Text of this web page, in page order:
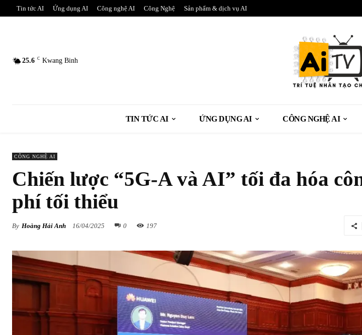
Tin tức AI Ứng dụng AI Công nghệ AI Công Nghệ Sản phẩm & dịch vụ AI
25.6 C Kwang Binh
TIN TỨC AI ỨNG DỤNG AI CÔNG NGHỆ AI
CÔNG NGHỆ AI
Chiến lược “5G-A và AI” tối đa hóa
phí tối thiểu
By Hoàng Hải Anh 16/04/2025 0 197